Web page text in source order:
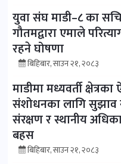
युवा संघ माडी–८ का
गौतमद्वारा एमाले
रहने घोषणा
बिहिबार, साउन २१, २०८३
माडीमा मध्यवर्ती
संशोधनका लागि
संरक्षण र स्थानीय
बहस
बिहिबार, साउन २१, २०८३